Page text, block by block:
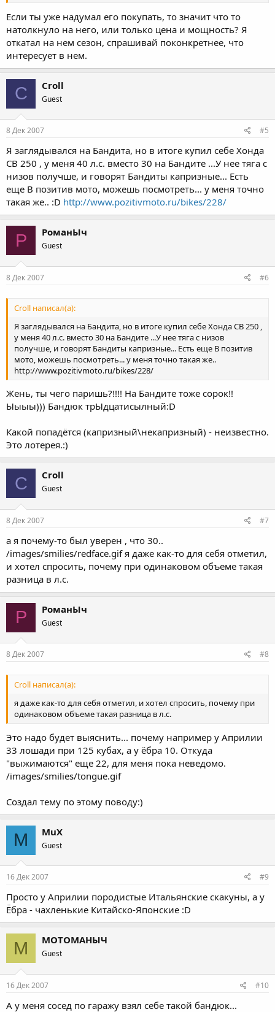
Если ты уже надумал его покупать, то значит что то
натолкнуло на него, или только цена и мощность? Я
откатал на нем сезон, спрашивай поконкретнее, что
интересует в нем.
C Croll
Guest
8 Дек 2007 #5
Я заглядывался на Бандита, но в итоге купил себе Хонда
СВ 250 , у меня 40 л.с. вместо 30 на Бандите ...У нее тяга с
низов получше, и говорят Бандиты капризные... Есть
еще В позитив мото, можешь посмотреть... у меня точно
такая же.. :D http://www.pozitivmoto.ru/bikes/228/
Р РоманЫч
Guest
8 Дек 2007 #6
Croll написал(а):
Я заглядывался на Бандита, но в итоге купил себе Хонда СВ 250 ,
у меня 40 л.с. вместо 30 на Бандите ...У нее тяга с низов
получше, и говорят Бандиты капризные... Есть еще В позитив
мото, можешь посмотреть... у меня точно такая же..
http://www.pozitivmoto.ru/bikes/228/
Жень, ты чего паришь?!!!! На Бандите тоже сорок!!
Ыыыы))) Бандюк трЫдцатисылный:D
Какой попадётся (капризный\некапризный) - неизвестно.
Это лотерея.:)
C Croll
Guest
8 Дек 2007 #7
а я почему-то был уверен , что 30..
/images/smilies/redface.gif я даже как-то для себя отметил,
и хотел спросить, почему при одинаковом объеме такая
разница в л.с.
Р РоманЫч
Guest
8 Дек 2007 #8
Croll написал(а):
я даже как-то для себя отметил, и хотел спросить, почему при
одинаковом объеме такая разница в л.с.
Это надо будет выяснить... почему например у Априлии
33 лошади при 125 кубах, а у ёбра 10. Откуда
"выжимаются" еще 22, для меня пока неведомо.
/images/smilies/tongue.gif
Создал тему по этому поводу:)
M MuX
Guest
16 Дек 2007 #9
Просто у Априлии породистые Итальянские скакуны, а у
Ёбра - чахленькие Китайско-Японские :D
М МОТОМАНЫЧ
Guest
16 Дек 2007 #10
А у меня сосед по гаражу взял себе такой бандюк...